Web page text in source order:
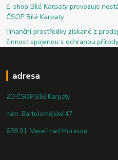
E-shop Bílé Karpaty provozuje
ČSOP Bílé Karpaty.
Finanční prostředky získané z
činnost spojenou s ochranou
adresa
ZO ČSOP Bílé Karpaty
nám. Bartolomějské 47
698 01 Veselí nad Moravou